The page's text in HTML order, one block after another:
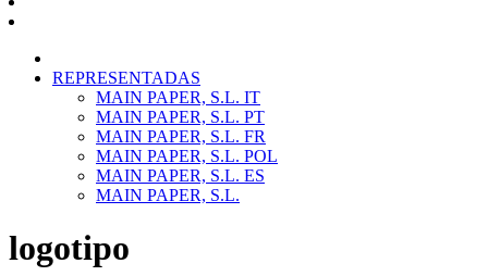
REPRESENTADAS
MAIN PAPER, S.L. IT
MAIN PAPER, S.L. PT
MAIN PAPER, S.L. FR
MAIN PAPER, S.L. POL
MAIN PAPER, S.L. ES
MAIN PAPER, S.L.
logotipo